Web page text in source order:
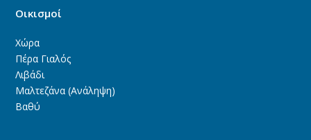
Οικισμοί
Χώρα
Πέρα Γιαλός
Λιβάδι
Μαλτεζάνα (Ανάληψη)
Βαθύ